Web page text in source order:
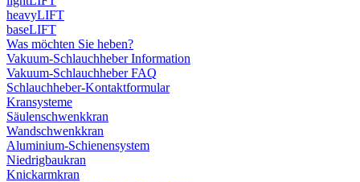
heavyLIFT
baseLIFT
Was möchten Sie heben?
Vakuum-Schlauchheber Information
Vakuum-Schlauchheber FAQ
Schlauchheber-Kontaktformular
Kransysteme
Säulenschwenkkran
Wandschwenkkran
Aluminium-Schienensystem
Niedrigbaukran
Knickarmkran